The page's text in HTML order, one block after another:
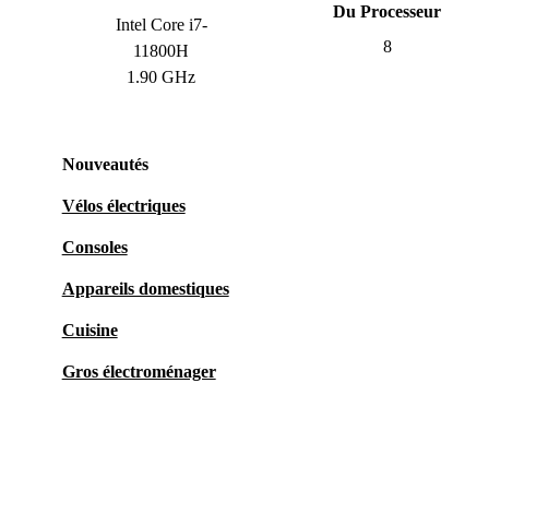
Intel Core i7-
11800H
1.90 GHz
Du Processeur
8
Nouveautés
Vélos électriques
Consoles
Appareils domestiques
Cuisine
Gros électroménager